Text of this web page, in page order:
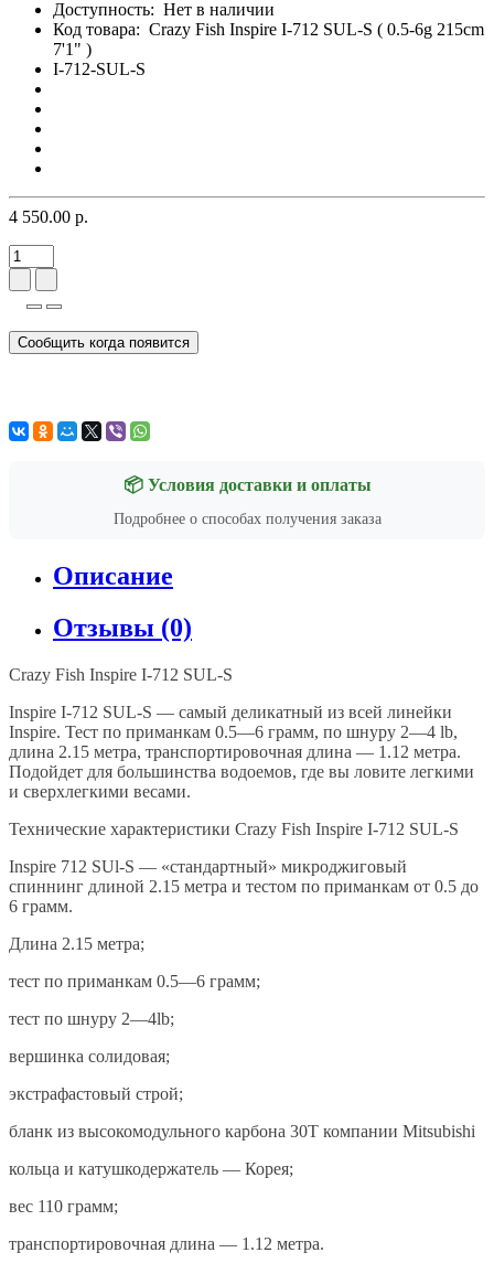
Доступность: Нет в наличии
Код товара: Crazy Fish Inspire I-712 SUL-S ( 0.5-6g 215cm
7'1" )
I-712-SUL-S
4 550.00 р.
Сообщить когда появится
📦 Условия доставки и оплаты
Подробнее о способах получения заказа
Описание
Отзывы (0)
Crazy Fish Inspire I-712 SUL-S
Inspire I-712 SUL-S — самый деликатный из всей линейки
Inspire. Тест по приманкам 0.5—6 грамм, по шнуру 2—4 lb,
длина 2.15 метра, транспортировочная длина — 1.12 метра.
Подойдет для большинства водоемов, где вы ловите легкими
и сверхлегкими весами.
Технические характеристики Crazy Fish Inspire I-712 SUL-S
Inspire 712 SUl-S — «стандартный» микроджиговый
спиннинг длиной 2.15 метра и тестом по приманкам от 0.5 до
6 грамм.
Длина 2.15 метра;
тест по приманкам 0.5—6 грамм;
тест по шнуру 2—4lb;
вершинка солидовая;
экстрафастовый строй;
бланк из высокомодульного карбона 30T компании Mitsubishi
кольца и катушкодержатель — Корея;
вес 110 грамм;
транспортировочная длина — 1.12 метра.